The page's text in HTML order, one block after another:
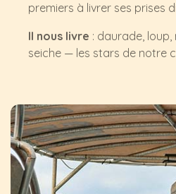
premiers à livrer ses prises
Il nous livre : daurade,
seiche — les stars de notre